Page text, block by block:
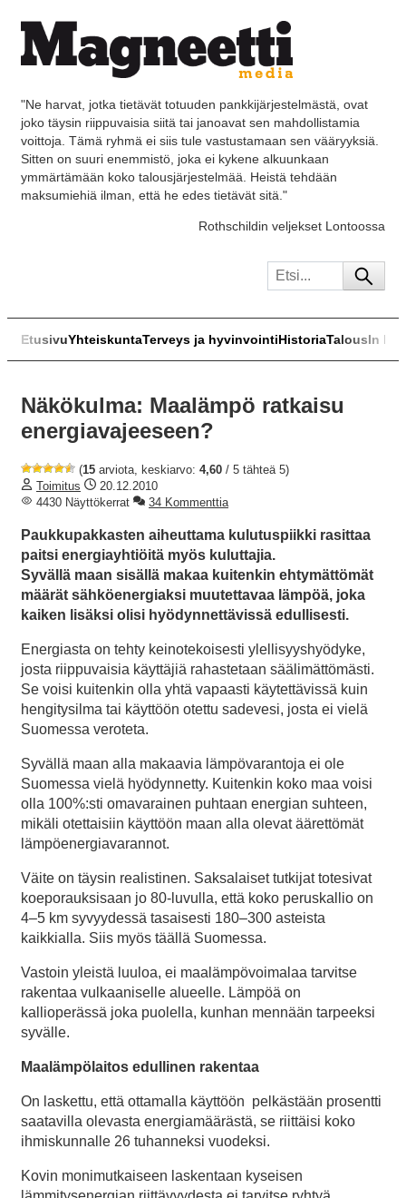
"Ne harvat, jotka tietävät totuuden pankkijärjestelmästä, ovat
joko täysin riippuvaisia siitä tai janoavat sen mahdollistamia
voittoja. Tämä ryhmä ei siis tule vastustamaan sen vääryyksiä.
Sitten on suuri enemmistö, joka ei kykene alkuunkaan
ymmärtämään koko talousjärjestelmää. Heistä tehdään
maksumiehiä ilman, että he edes tietävät sitä."
Rothschildin veljekset Lontoossa
EtusivuYhteiskuntaTerveys ja hyvinvointiHistoriaTalousIn
Näkökulma: Maalämpö ratkaisu
energiavajeeseen?
(15 arviota, keskiarvo: 4,60 / 5 tähteä 5)
Toimitus
20.12.2010
4430 Näyttökerrat
34 Kommenttia
Paukkupakkasten aiheuttama kulutuspiikki rasittaa
paitsi energiayhtiöitä myös kuluttajia.
Syvällä maan sisällä makaa kuitenkin ehtymättömät
määrät sähköenergiaksi muutettavaa lämpöä, joka
kaiken lisäksi olisi hyödynnettävissä edullisesti.
Energiasta on tehty keinotekoisesti ylellisyyshyödyke,
josta riippuvaisia käyttäjiä rahastetaan säälimättömästi.
Se voisi kuitenkin olla yhtä vapaasti käytettävissä kuin
hengitysilma tai käyttöön otettu sadevesi, josta ei vielä
Suomessa veroteta.
Syvällä maan alla makaavia lämpövarantoja ei ole
Suomessa vielä hyödynnetty. Kuitenkin koko maa voisi
olla 100%:sti omavarainen puhtaan energian suhteen,
mikäli otettaisiin käyttöön maan alla olevat äärettömät
lämpöenergiavarannot.
Väite on täysin realistinen. Saksalaiset tutkijat totesivat
koeporauksisaan jo 80-luvulla, että koko peruskallio on
4–5 km syvyydessä tasaisesti 180–300 asteista
kaikkialla. Siis myös täällä Suomessa.
Vastoin yleistä luuloa, ei maalämpövoimalaa tarvitse
rakentaa vulkaaniselle alueelle. Lämpöä on
kallioperässä joka puolella, kunhan mennään tarpeeksi
syvälle.
Maalämpölaitos edullinen rakentaa
On laskettu, että ottamalla käyttöön pelkästään prosentti
saatavilla olevasta energiamäärästä, se riittäisi koko
ihmiskunnalle 26 tuhanneksi vuodeksi.
Kovin monimutkaiseen laskentaan kyseisen